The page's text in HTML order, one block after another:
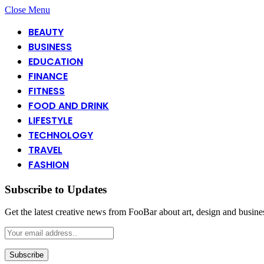
Close Menu
BEAUTY
BUSINESS
EDUCATION
FINANCE
FITNESS
FOOD AND DRINK
LIFESTYLE
TECHNOLOGY
TRAVEL
FASHION
Subscribe to Updates
Get the latest creative news from FooBar about art, design and